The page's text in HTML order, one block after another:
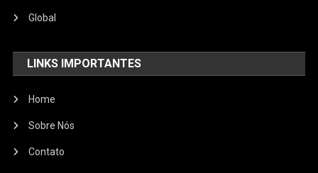
Global
LINKS IMPORTANTES
Home
Sobre Nós
Contato